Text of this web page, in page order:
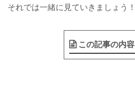
それでは一緒に見ていきましょう！
この記事の内容